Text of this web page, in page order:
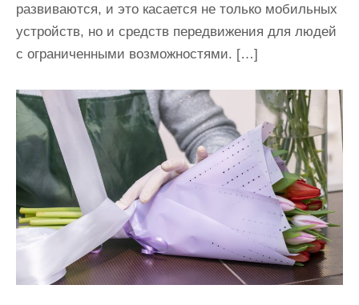
развиваются, и это касается не только мобильных
устройств, но и средств передвижения для людей
с ограниченными возможностями. […]